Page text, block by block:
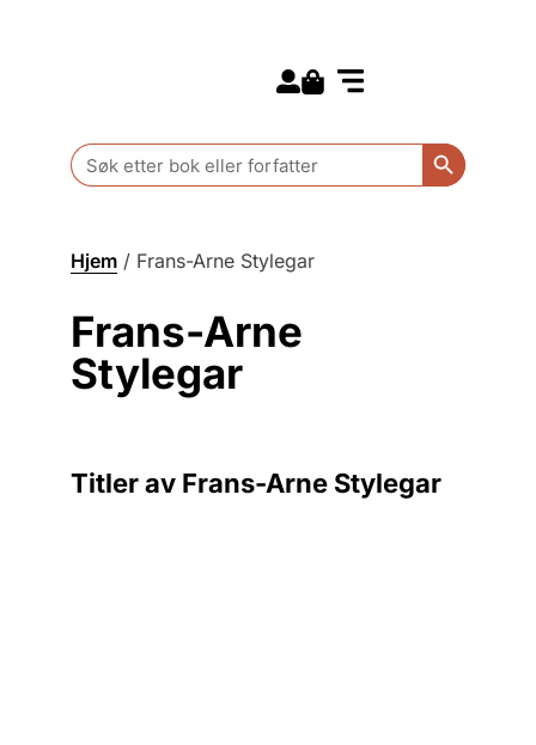
Search
for:
Search
Hjem / Frans-Arne Stylegar
Frans-Arne
Stylegar
Titler av Frans-Arne Stylegar